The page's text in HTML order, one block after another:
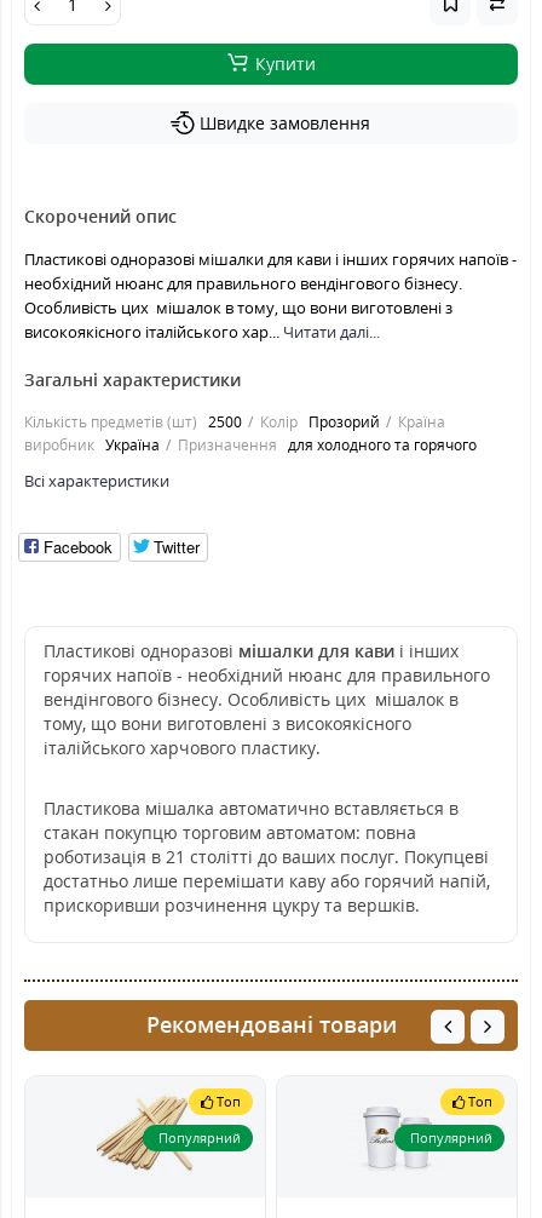
Купити
Швидке замовлення
Скорочений опис
Пластикові одноразові мішалки для кави і інших горячих напоїв -
необхідний нюанс для правильного вендінгового бізнесу.
Особливість цих мішалок в тому, що вони виготовлені з
високоякісного італійського хар... Читати далі...
Загальні характеристики
Кількість предметів (шт) 2500 Колір Прозорий
Країна
виробник Україна Призначення для холодного та горячого
Всі характеристики
Facebook Twitter
Пластикові одноразові мішалки для кави і інших
горячих напоїв - необхідний нюанс для правильного
вендінгового бізнесу. Особливість цих мішалок в
тому, що вони виготовлені з високоякісного
італійського харчового пластику.
Пластикова мішалка автоматично вставляється в
стакан покупцю торговим автоматом: повна
роботизація в 21 столітті до ваших послуг. Покупцеві
достатньо лише перемішати каву або горячий напій,
прискоривши розчинення цукру та вершків.
Рекомендовані товари
Топ
Популярний
Топ
Популярний